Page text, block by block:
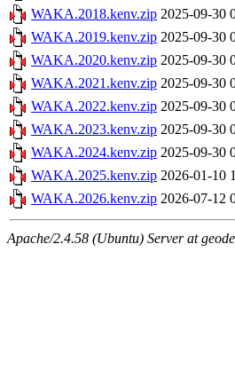
WAKA.2018.kenv.zip 2025-09-30
WAKA.2019.kenv.zip 2025-09-30
WAKA.2020.kenv.zip 2025-09-30
WAKA.2021.kenv.zip 2025-09-30
WAKA.2022.kenv.zip 2025-09-30
WAKA.2023.kenv.zip 2025-09-30
WAKA.2024.kenv.zip 2025-09-30
WAKA.2025.kenv.zip 2026-01-10
WAKA.2026.kenv.zip 2026-07-12
Apache/2.4.58 (Ubuntu) Server at